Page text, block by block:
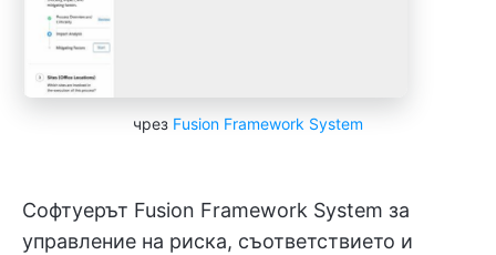
чрез Fusion Framework System
Софтуерът Fusion Framework System за
управление на риска, съответствието и